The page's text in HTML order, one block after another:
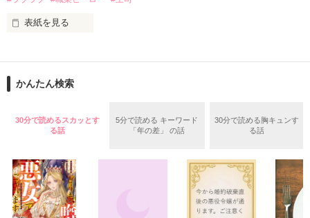
鳴海哲平 (なるみてっぺい)
2026.6.5～2026.7.25
＊以前、公開していた話の改稿版です＊
表紙を見る
ションの企画戦略室で働いている。
めた、同期で恋人の石垣守（26）がいるのだが、後輩の姫原由
いた。
守と由羅から『便利屋雛子』と馬鹿にされ、一人こっそり泣い
た上、同居まで提案してきて──？
鷹哉『宜しくな、俺の雛子』🦅
雛子『俺の……ひぃ、雛子？！！！』🐥
かんたん検索
30分で読めるスカッとす
る話
5分で読める キーワード
「年の差」 の話
30分で読める胸キュンす
る話